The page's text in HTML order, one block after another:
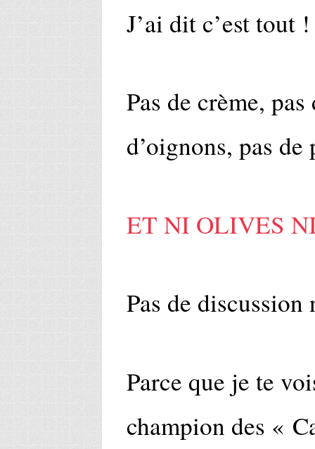
J’ai dit c’est tout
Pas de crème,
d’oignons, pas de
ET NI OLIVES
Pas de discussion
Parce que je te
champion des «